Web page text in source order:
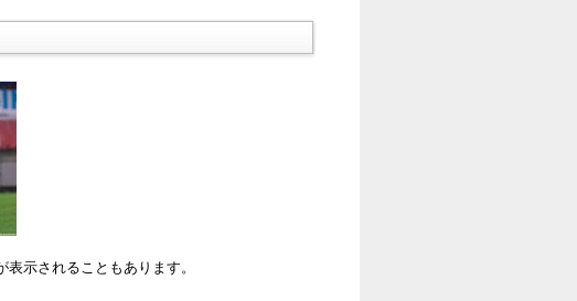
示されることもあります。